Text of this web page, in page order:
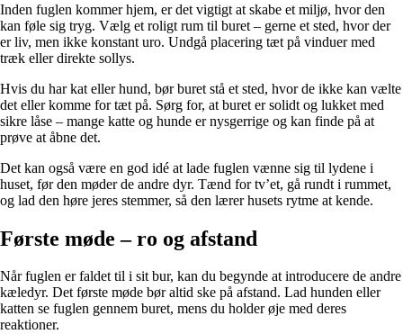
Inden fuglen kommer hjem, er det vigtigt at skabe et miljø, hvor den
kan føle sig tryg. Vælg et roligt rum til buret – gerne et sted, hvor der
er liv, men ikke konstant uro. Undgå placering tæt på vinduer med
træk eller direkte sollys.
Hvis du har kat eller hund, bør buret stå et sted, hvor de ikke kan vælte
det eller komme for tæt på. Sørg for, at buret er solidt og lukket med
sikre låse – mange katte og hunde er nysgerrige og kan finde på at
prøve at åbne det.
Det kan også være en god idé at lade fuglen vænne sig til lydene i
huset, før den møder de andre dyr. Tænd for tv’et, gå rundt i rummet,
og lad den høre jeres stemmer, så den lærer husets rytme at kende.
Første møde – ro og afstand
Når fuglen er faldet til i sit bur, kan du begynde at introducere de andre
kæledyr. Det første møde bør altid ske på afstand. Lad hunden eller
katten se fuglen gennem buret, mens du holder øje med deres
reaktioner.